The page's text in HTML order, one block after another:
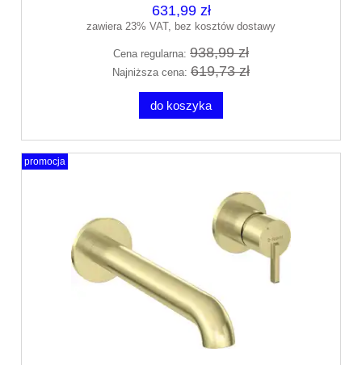
631,99 zł
zawiera 23% VAT, bez kosztów dostawy
Cena regularna: 938,99 zł
Najniższa cena: 619,73 zł
do koszyka
promocja